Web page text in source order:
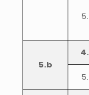
5.
5.b
4.
5.